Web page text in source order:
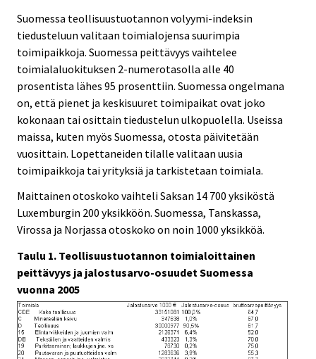
Suomessa teollisuustuotannon volyymi-indeksin
tiedusteluun valitaan toimialojensa suurimpia
toimipaikkoja. Suomessa peittävyys vaihtelee
toimialaluokituksen 2-numerotasolla alle 40
prosentista lähes 95 prosenttiin. Suomessa ongelmana
on, että pienet ja keskisuuret toimipaikat ovat joko
kokonaan tai osittain tiedustelun ulkopuolella. Useissa
maissa, kuten myös Suomessa, otosta päivitetään
vuosittain. Lopettaneiden tilalle valitaan uusia
toimipaikkoja tai yrityksiä ja tarkistetaan toimiala.
Maittainen otoskoko vaihteli Saksan 14 700 yksiköstä
Luxemburgin 200 yksikköön. Suomessa, Tanskassa,
Virossa ja Norjassa otoskoko on noin 1000 yksikköä.
Taulu 1. Teollisuustuotannon toimialoittainen
peittävyys ja jalostusarvo-osuudet Suomessa
vuonna 2005